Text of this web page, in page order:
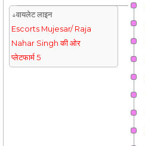
↓वायलेट लाइन
Escorts Mujesar/ Raja
Nahar Singh की ओर
प्लेटफार्म 5